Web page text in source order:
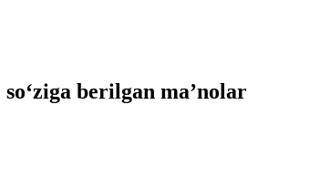
berilgan ma’nolar